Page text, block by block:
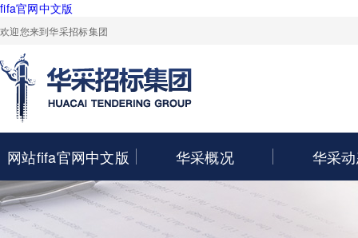
fifa官网中文版
欢迎您来到华采招标集团
网站fifa官网中文版 华采概况 华采